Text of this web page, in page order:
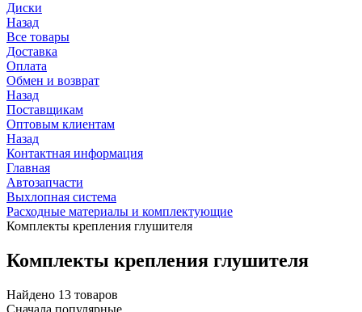
Диски
Назад
Все товары
Доставка
Оплата
Обмен и возврат
Назад
Поставщикам
Оптовым клиентам
Назад
Контактная информация
Главная
Автозапчасти
Выхлопная система
Расходные материалы и комплектующие
Комплекты крепления глушителя
Комплекты крепления глушителя
Найдено 13 товаров
Сначала популярные